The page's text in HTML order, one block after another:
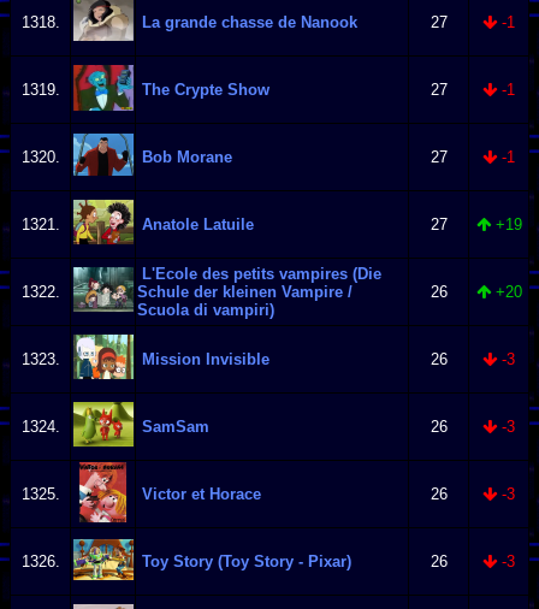
1318. La grande chasse de Nanook 27 -1
1319. The Crypte Show 27 -1
1320. Bob Morane 27 -1
1321. Anatole Latuile 27 +19
1322.
L'Ecole des petits vampires (Die
Schule der kleinen Vampire /
Scuola di vampiri)
26 +20
1323. Mission Invisible 26 -3
1324. SamSam 26 -3
1325. Victor et Horace 26 -3
1326. Toy Story (Toy Story - Pixar) 26 -3